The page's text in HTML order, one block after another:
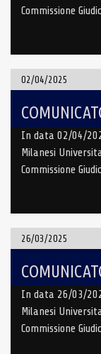
Commissione
02/04/2025
In data 02/04/
Milanesi
Commissione
26/03/2025
In data 26/03/
Milanesi
Commissione